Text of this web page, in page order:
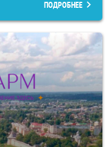
ПОДРОБНЕЕ